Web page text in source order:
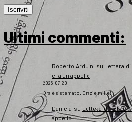
Ultimi commenti:
Roberto Arduini su Lettera di
e fa un appello
2026-07-20
Ora è sistemato. Grazie mille!
Daniela su Lettera di
appello